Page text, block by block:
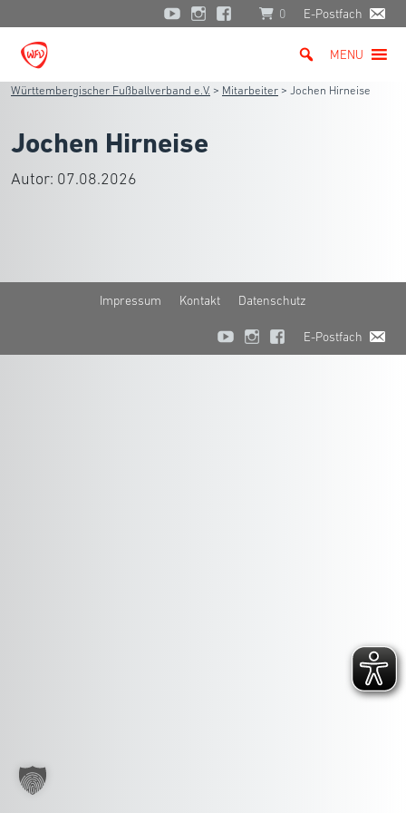
0 E-Postfach
MENU
Württembergischer Fußballverband e.V. > Mitarbeiter > Jochen Hirneise
Jochen Hirneise
Autor: 07.08.2026
Impressum Kontakt Datenschutz
E-Postfach